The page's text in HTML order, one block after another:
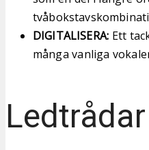
DIGITALISERA: Ett
många vanliga